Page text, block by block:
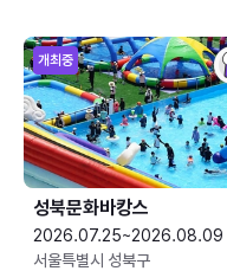
개최중
성북문화바캉스
2026.07.25~2026.08.09
서울특별시 성북구